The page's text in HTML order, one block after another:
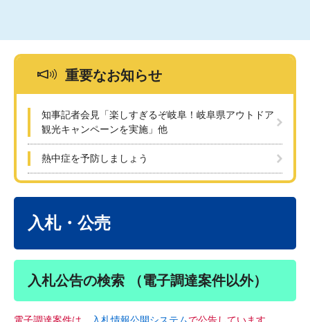
重要なお知らせ
知事記者会見「楽しすぎるぞ岐阜！岐阜県アウトドア
観光キャンペーンを実施」他
熱中症を予防しましょう
入札・公売
入札公告の検索 （電子調達案件以外）